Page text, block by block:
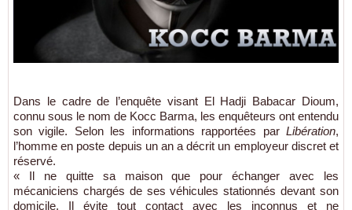
Dans le cadre de l’enquête visant El Hadji Babacar Dioum,
connu sous le nom de Kocc Barma, les enquêteurs ont entendu
son vigile. Selon les informations rapportées par Libération,
l’homme en poste depuis un an a décrit un employeur discret et
réservé.
« Il ne quitte sa maison que pour échanger avec les
mécaniciens chargés de ses véhicules stationnés devant son
domicile. Il évite tout contact avec les inconnus et ne